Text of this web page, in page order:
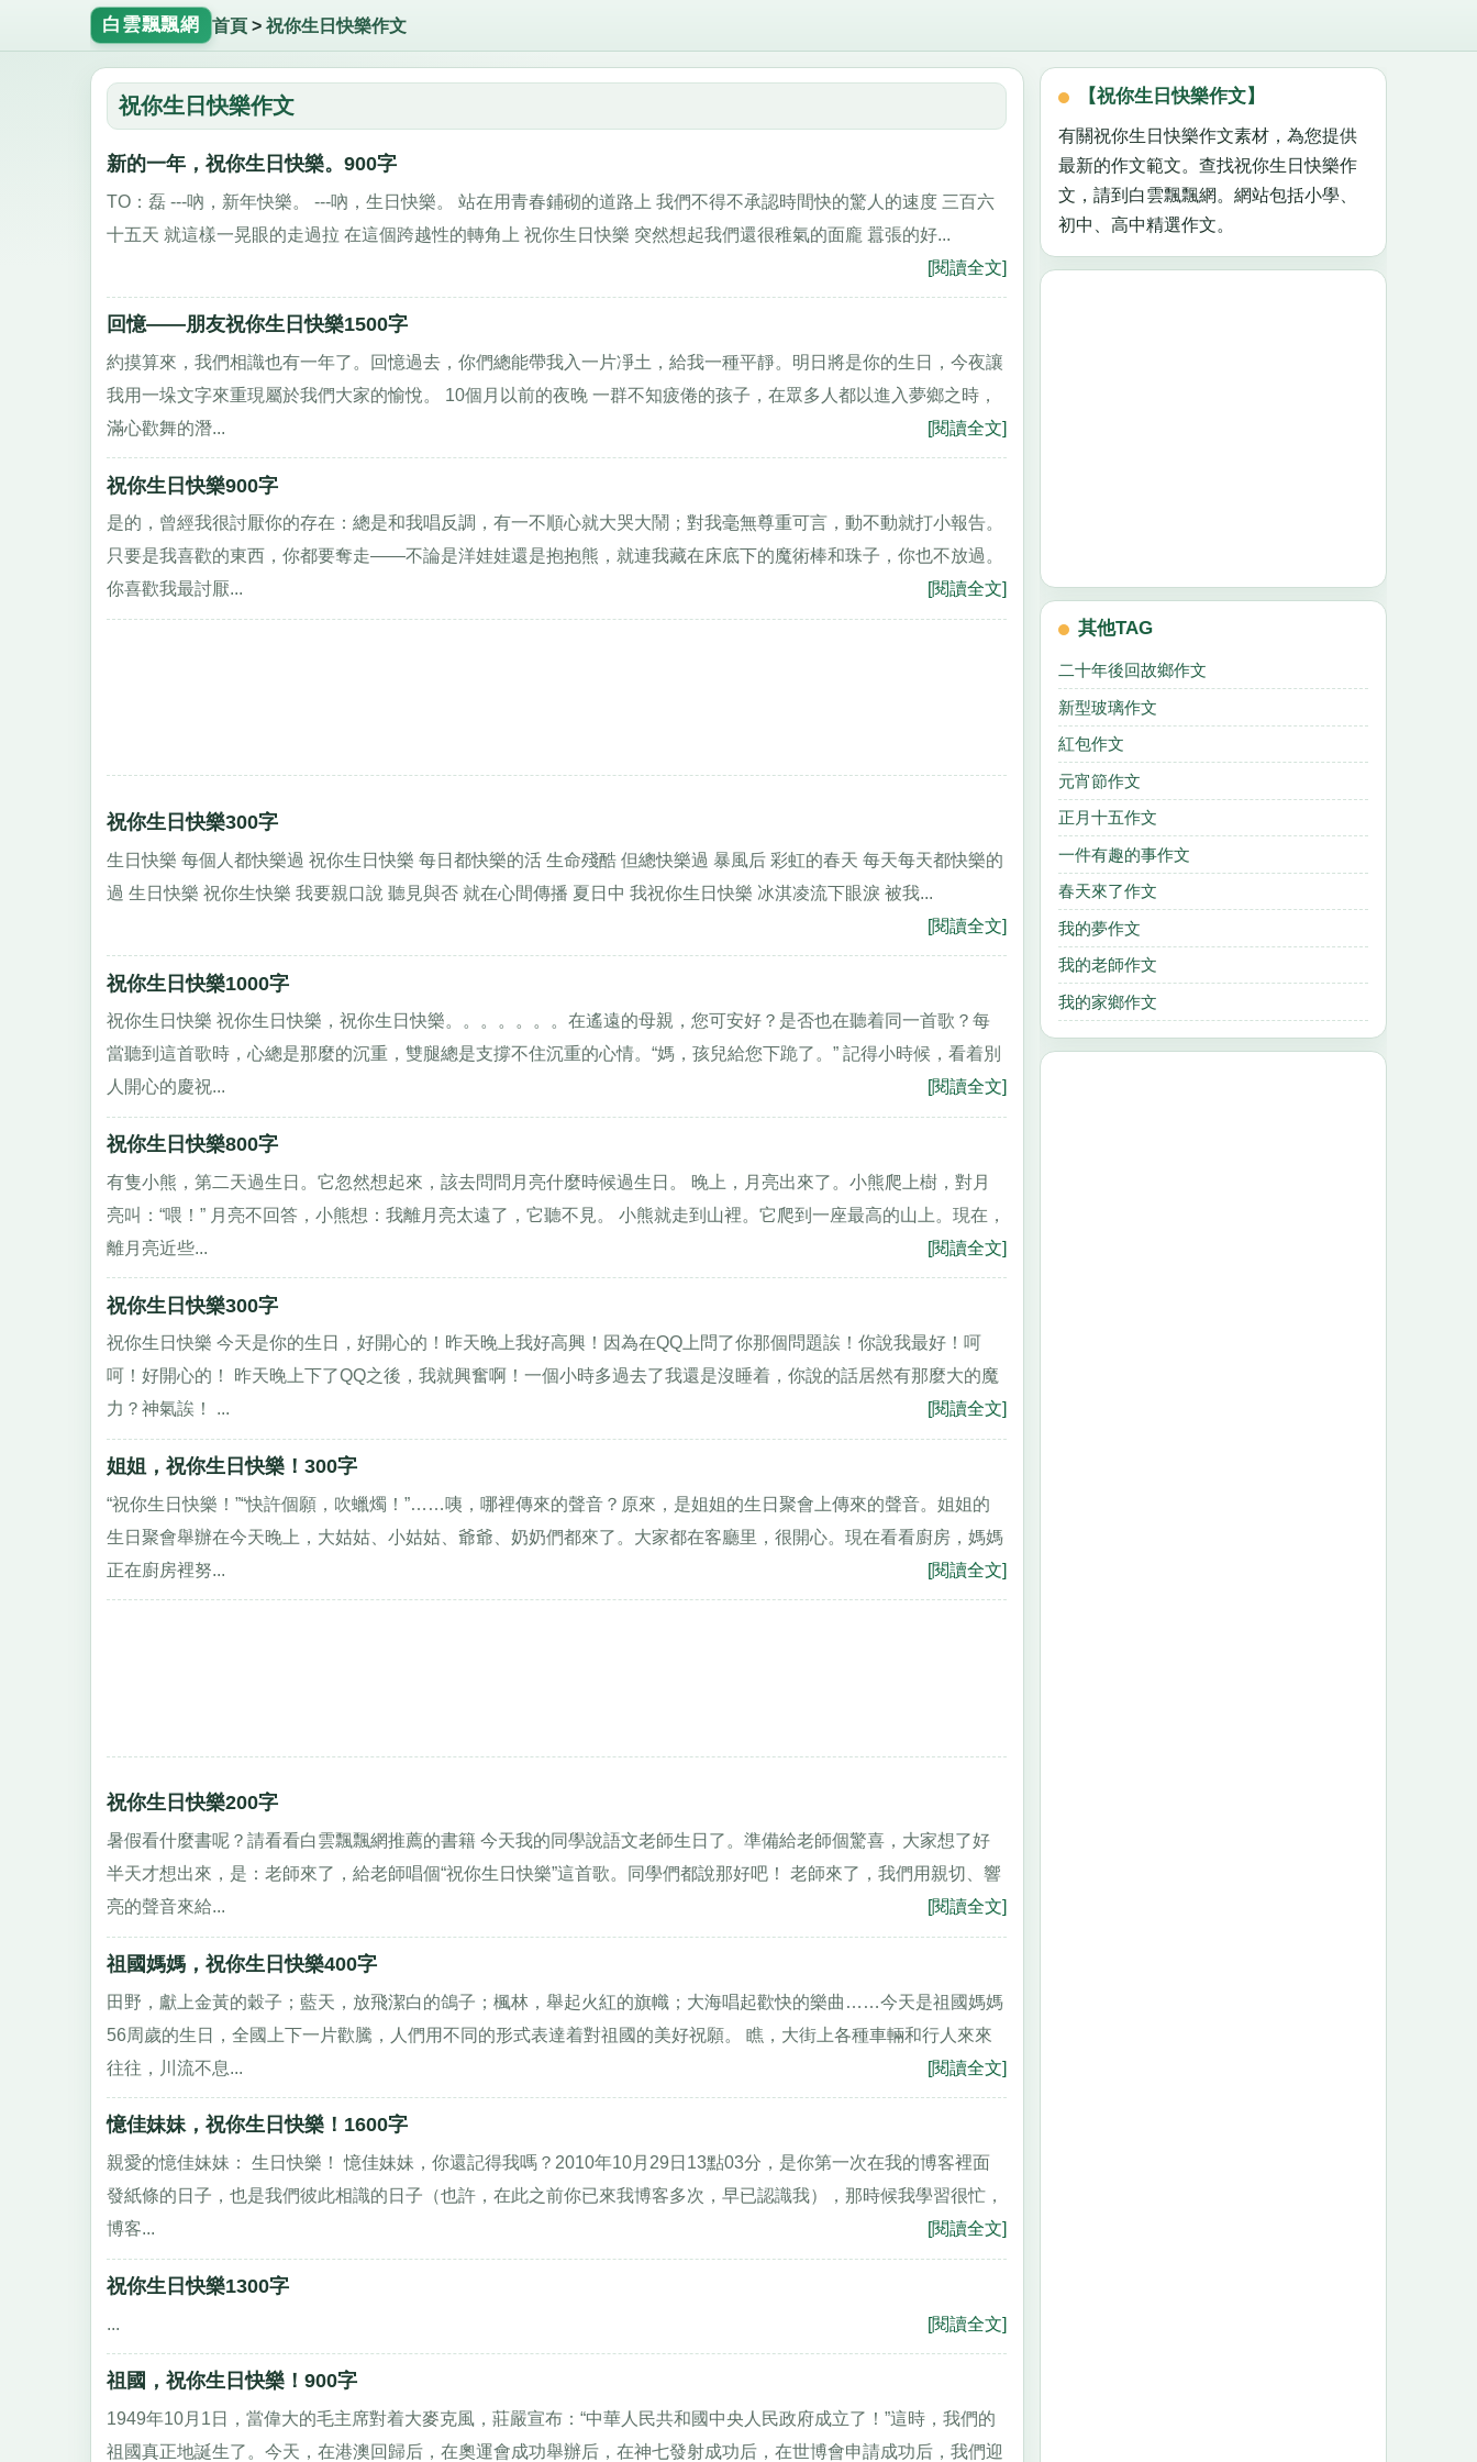
白雲飄飄網 首頁> 祝你生日快樂作文
祝你生日快樂作文
新的一年，祝你生日快樂。900字
TO：磊 ---吶，新年快樂。 ---吶，生日快樂。 站在用青春鋪砌的道路上 我們不得不承認時間快的驚人的速度 三百六
十五天 就這樣一晃眼的走過拉 在這個跨越性的轉角上 祝你生日快樂 突然想起我們還很稚氣的面龐 囂張的好...
[閱讀全文]
回憶——朋友祝你生日快樂1500字
約摸算來，我們相識也有一年了。回憶過去，你們總能帶我入一片凈土，給我一種平靜。明日將是你的生日，今夜讓
我用一垛文字來重現屬於我們大家的愉悅。 10個月以前的夜晚 一群不知疲倦的孩子，在眾多人都以進入夢鄉之時，
滿心歡舞的潛...
[閱讀全文]
祝你生日快樂900字
是的，曾經我很討厭你的存在：總是和我唱反調，有一不順心就大哭大鬧；對我毫無尊重可言，動不動就打小報告。
只要是我喜歡的東西，你都要奪走——不論是洋娃娃還是抱抱熊，就連我藏在床底下的魔術棒和珠子，你也不放過。
你喜歡我最討厭...
[閱讀全文]
祝你生日快樂300字
生日快樂 每個人都快樂過 祝你生日快樂 每日都快樂的活 生命殘酷 但總快樂過 暴風后 彩虹的春天 每天每天都快樂的
過 生日快樂 祝你生快樂 我要親口說 聽見與否 就在心間傳播 夏日中 我祝你生日快樂 冰淇凌流下眼淚 被我...
[閱讀全文]
祝你生日快樂1000字
祝你生日快樂 祝你生日快樂，祝你生日快樂。。。。。。。在遙遠的母親，您可安好？是否也在聽着同一首歌？每
當聽到這首歌時，心總是那麼的沉重，雙腿總是支撐不住沉重的心情。“媽，孩兒給您下跪了。” 記得小時候，看着別
人開心的慶祝...
[閱讀全文]
祝你生日快樂800字
有隻小熊，第二天過生日。它忽然想起來，該去問問月亮什麼時候過生日。 晚上，月亮出來了。小熊爬上樹，對月
亮叫：“喂！” 月亮不回答，小熊想：我離月亮太遠了，它聽不見。 小熊就走到山裡。它爬到一座最高的山上。現在，
離月亮近些...
[閱讀全文]
祝你生日快樂300字
祝你生日快樂 今天是你的生日，好開心的！昨天晚上我好高興！因為在QQ上問了你那個問題誒！你說我最好！呵
呵！好開心的！ 昨天晚上下了QQ之後，我就興奮啊！一個小時多過去了我還是沒睡着，你說的話居然有那麼大的魔
力？神氣誒！ ...
[閱讀全文]
姐姐，祝你生日快樂！300字
“祝你生日快樂！”“快許個願，吹蠟燭！”……咦，哪裡傳來的聲音？原來，是姐姐的生日聚會上傳來的聲音。姐姐的
生日聚會舉辦在今天晚上，大姑姑、小姑姑、爺爺、奶奶們都來了。大家都在客廳里，很開心。現在看看廚房，媽媽
正在廚房裡努...
[閱讀全文]
祝你生日快樂200字
暑假看什麼書呢？請看看白雲飄飄網推薦的書籍 今天我的同學說語文老師生日了。準備給老師個驚喜，大家想了好
半天才想出來，是：老師來了，給老師唱個“祝你生日快樂”這首歌。同學們都說那好吧！ 老師來了，我們用親切、響
亮的聲音來給...
[閱讀全文]
祖國媽媽，祝你生日快樂400字
田野，獻上金黃的穀子；藍天，放飛潔白的鴿子；楓林，舉起火紅的旗幟；大海唱起歡快的樂曲……今天是祖國媽媽
56周歲的生日，全國上下一片歡騰，人們用不同的形式表達着對祖國的美好祝願。 瞧，大街上各種車輛和行人來來
往往，川流不息...
[閱讀全文]
憶佳妹妹，祝你生日快樂！1600字
親愛的憶佳妹妹： 生日快樂！ 憶佳妹妹，你還記得我嗎？2010年10月29日13點03分，是你第一次在我的博客裡面
發紙條的日子，也是我們彼此相識的日子（也許，在此之前你已來我博客多次，早已認識我），那時候我學習很忙，
博客...
[閱讀全文]
祝你生日快樂1300字
[閱讀全文]
祖國，祝你生日快樂！900字
1949年10月1日，當偉大的毛主席對着大麥克風，莊嚴宣布：“中華人民共和國中央人民政府成立了！”這時，我們的
祖國真正地誕生了。今天，在港澳回歸后，在奧運會成功舉辦后，在神七發射成功后，在世博會申請成功后，我們迎
【祝你生日快樂作文】
有關祝你生日快樂作文素材，為您提供
最新的作文範文。查找祝你生日快樂作
文，請到白雲飄飄網。網站包括小學、
初中、高中精選作文。
其他TAG
二十年後回故鄉作文
新型玻璃作文
紅包作文
元宵節作文
正月十五作文
一件有趣的事作文
春天來了作文
我的夢作文
我的老師作文
我的家鄉作文